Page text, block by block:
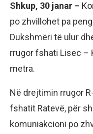
Shkup, 30 janar –
po zhvillohet pa
Dukshmëri të ulur
rrugor fshati Lisec –
metra.
Në drejtimin rrugor
fshatit Ratevë, për
komuniakcioni po